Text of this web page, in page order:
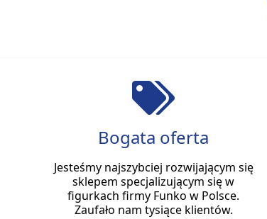
Bogata oferta
Jesteśmy najszybciej rozwijającym się
sklepem specjalizującym się w
figurkach firmy Funko w Polsce.
Zaufało nam tysiące klientów.